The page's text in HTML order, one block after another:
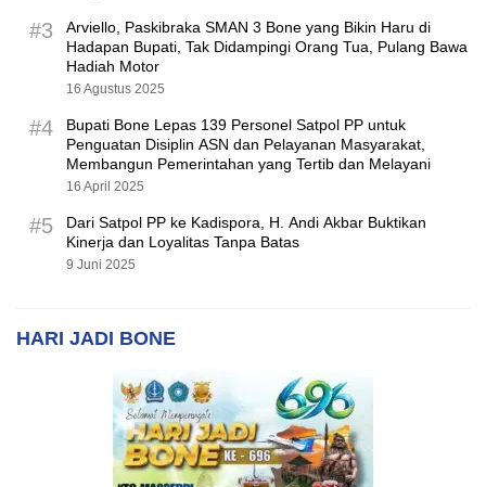
#3
Arviello, Paskibraka SMAN 3 Bone yang Bikin Haru di
Hadapan Bupati, Tak Didampingi Orang Tua, Pulang Bawa
Hadiah Motor
16 Agustus 2025
#4
Bupati Bone Lepas 139 Personel Satpol PP untuk
Penguatan Disiplin ASN dan Pelayanan Masyarakat,
Membangun Pemerintahan yang Tertib dan Melayani
16 April 2025
#5
Dari Satpol PP ke Kadispora, H. Andi Akbar Buktikan
Kinerja dan Loyalitas Tanpa Batas
9 Juni 2025
HARI JADI BONE